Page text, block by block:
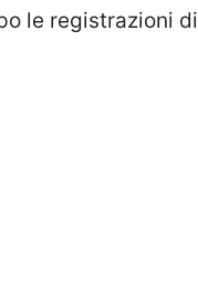
le registrazioni di